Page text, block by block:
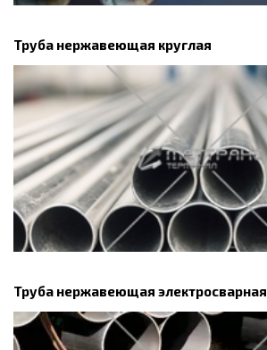
Труба нержавеющая круглая
Труба нержавеющая электросварная